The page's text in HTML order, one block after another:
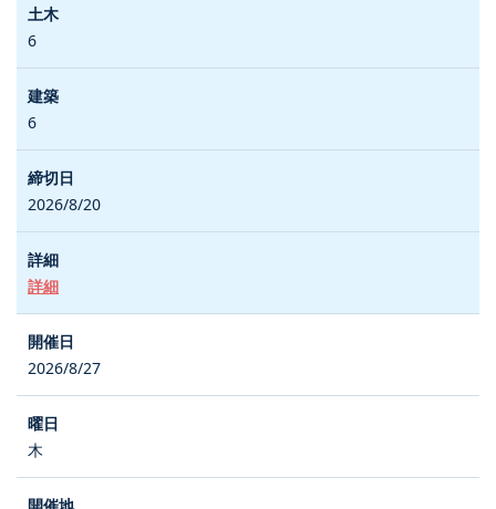
6
6
2026/8/20
詳細
2026/8/27
木